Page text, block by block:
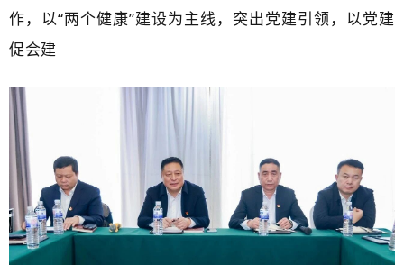
作，以“两个健康”建设为主线，突出党建引领，以党建
促会建